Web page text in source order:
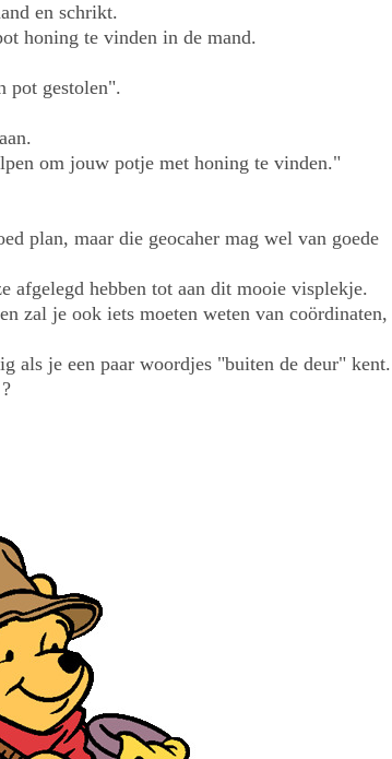
en schrikt.
honing te vinden in de mand.
pot gestolen".
om jouw potje met honing te vinden."
plan, maar die geocaher mag wel van goede
hebben tot aan dit mooie visplekje.
zal je ook iets moeten weten van coördinaten,
als je een paar woordjes "buiten de deur" kent.